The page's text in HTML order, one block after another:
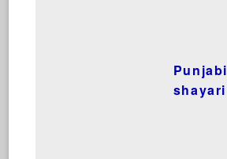
Punjabi
shayari